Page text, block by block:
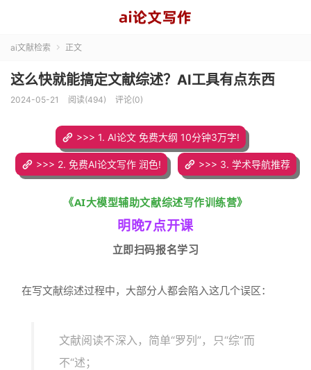
ai文献检索  正文
这么快就能搞定文献综述？AI工具有点东西
2024-05-21 阅读(494) 评论(0)
>>> 1. AI论文 免费大纲 10分钟3万字!
>>> 2. 免费AI论文写作 润色! >>> 3. 学术导航推荐
《AI大模型辅助文献综述写作训练营》
明晚7点开课
立即扫码报名学习
在写文献综述过程中，大部分人都会陷入这几个误区：
文献阅读不深入，简单“罗列”，只“综”而
不“述；